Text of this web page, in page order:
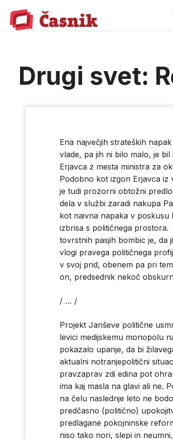
content
Drugi svet:
Ena največjih strateških
vlade, pa jih ni bilo malo, je
Erjavca z mesta ministra za
Podobno kot izgon Erjavca iz
je tudi prozorni obtožni
dela v službi zaradi nakupa
kot naivna napaka v poskusu
izbrisa s političnega
tovrstnih pasjih bombic je, da
vlogi pravega političnega
v svoj prid, obenem pa pri
on, predsednik nekoč
/ … /
Projekt Janševe politične
levici medijskemu monopolu
pokazalo upanje, da bi
aktualni notranjepolitični
pravzaprav zdi edina pot
ima kaj masla na glavi ali ne.
na čelu naslednje leto ne
predčasno (politično)
predlagane pokojninske
niso tako nori, slepi in